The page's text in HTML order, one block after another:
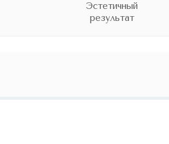
Эстетичный
результат